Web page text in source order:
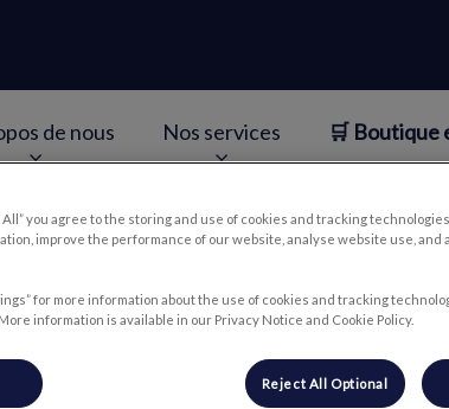
de nous Nos services 🛒 Boutique
Liya
All” you agree to the storing and use of cookies and tracking
improve the performance of our website, analyse website use, and
for more information about the use of cookies and tracking
information is available in our Privacy Notice and Cookie Policy.
Reject All Optional